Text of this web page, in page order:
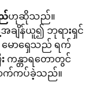
ဟုဆိုသည်။
ျိန်ယူ၍ ဘုရားရှင်
ောရှေသည် ရက်
ကန္တာရတောတွင်
က်ကပ်ခဲ့သည်။